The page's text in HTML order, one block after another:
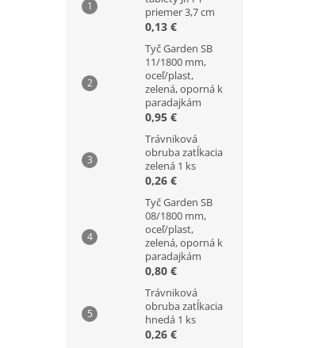
priemer 3,7 cm
0,13 €
Tyč Garden SB
11/1800 mm,
oceľ/plast,
zelená, oporná k
paradajkám
0,95 €
Trávniková
obruba zatĺkacia
zelená 1 ks
0,26 €
Tyč Garden SB
08/1800 mm,
oceľ/plast,
zelená, oporná k
paradajkám
0,80 €
Trávniková
obruba zatĺkacia
hnedá 1 ks
0,26 €